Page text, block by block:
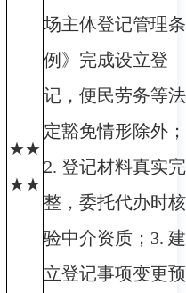
★★
★★
场主体登记管理条
例》完成设立登
记，便民劳务等法
定豁免情形除外；
2. 登记材料真实完
整，委托代办时核
验中介资质；3. 建
立登记事项变更预